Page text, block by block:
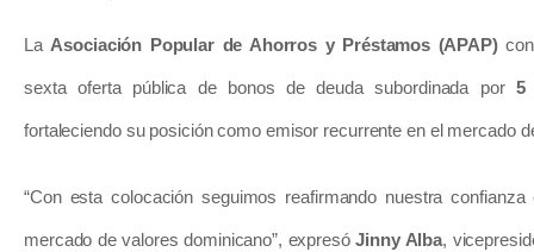
LaAsociación Popular de Ahorros y Préstamos (APAP)
sexta oferta pública de bonos de deuda subordinada por 5
fortaleciendo su posición como emisor recurrente en el mercado
“Con esta colocación seguimos reafirmando nuestra
mercado de valores dominicano”, expresóJinny Alba,